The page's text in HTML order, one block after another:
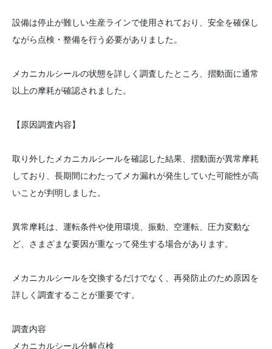
設備は停止が難しい生産ラインで使用されており、安全を確保し
ながら点検・整備を行う必要がありました。
メカニカルシールの状態を詳しく調査したところ、摺動面に通常
以上の摩耗が確認されました。
【原因調査内容】
取り外したメカニカルシールを確認した結果、摺動面が異常摩耗
しており、長期間にわたってメカ漏れが発生していた可能性が高
いことが判明しました。
異常摩耗は、運転条件や使用環境、振動、空運転、圧力変動な
ど、さまざまな要因が重なって発生する場合があります。
メカニカルシールを交換するだけでなく、再発防止のため原因を
詳しく調査することが重要です。
調査内容
メカニカルシール分解点検